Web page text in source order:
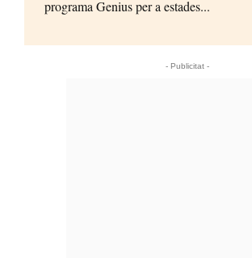
programa Genius per a estades...
- Publicitat -